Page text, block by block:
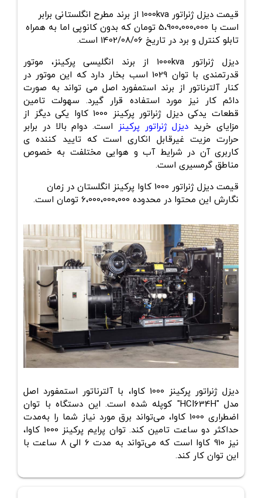
قیمت دیزل ژنراتور 1000kva
از برند مطرح انگلستانی برابر
است با 5،900،000،000 تومان که بدون کانوپی اما به همراه
تابلو کنترل و برد در تاریخ 1402/08/06 است.
دیزل ژنراتور 1000kva از برند انگلیسی پرکینز، موتور
قدرتمندی با توان 1029 اسب بخار دارد که این موتور در
کنار آلترناتور از برند استمفورد اصل می تواند به صورت
دائم کار نیز مورد استفاده قرار گیرد. سهولت تامین
قطعات یدکی دیزل ژنراتور پرکینز 1000 کاوا یکی دیگز از
مزایای خرید دیزل ژنراتور پرکینز
است. دوام بالا در برابر
حرارت مزیت غیرقابل انکاری است که تایید کننده ی
کاربری آن در شرایط آب و هوایی مختلفت به خصوص
مناطق گرمسیری است.
قیمت دیزل ژنراتور 1000 کاوا پرکینز انگلستان در زمان
نگارش این محتوا در محدوده 6،000،000،000 تومان است.
دیزل ژنراتور پرکینز 1000 کاوا، با آلترناتور استمفورد اصل
مدل "HCI634H" کوپله شده است. این دستگاه با توان
اضطراری 1000 کاوا، می‌تواند برق مورد نیاز شما را به‌مدت
حداکثر دو ساعت تامین کند. توان پرایم پرکینز 1000 کاوا،
نیز 910 کاوا است که می‌تواند به مدت 6 الی 8 ساعت با
این توان کار کند.